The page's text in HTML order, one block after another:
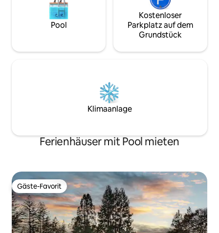
Pool
Kostenloser
Parkplatz auf dem
Grundstück
Klimaanlage
Ferienhäuser mit Pool mieten
Gäste-Favorit
Gäste-Favorit